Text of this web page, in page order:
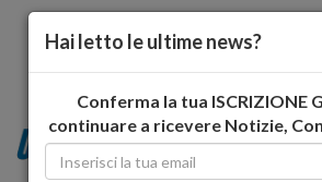
Hai letto le ultime news?
Conferma la tua ISCRIZIONE
continuare a ricevere Notizie,